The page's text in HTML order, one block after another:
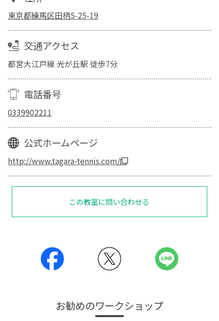
東京都練馬区田柄5-25-19
交通アクセス
都営大江戸線 光が丘駅 徒歩7分
電話番号
0339902211
公式ホームページ
http://www.tagara-tennis.com/
この教室に問い合わせる
お勧めのワークショップ